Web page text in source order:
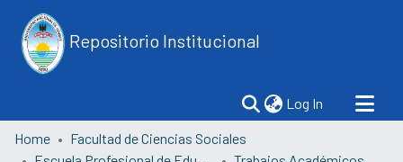
Repositorio Institucional
Log In (current)
Home
Facultad de Ciencias Sociales